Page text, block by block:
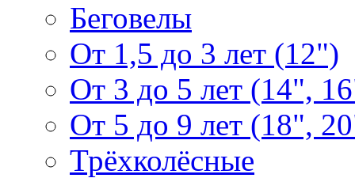
Беговелы
От 1,5 до 3 лет (12")
От 3 до 5 лет (14",
От 5 до 9 лет (18",
Трёхколёсные